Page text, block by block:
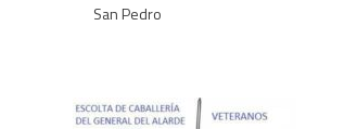
San Pedro